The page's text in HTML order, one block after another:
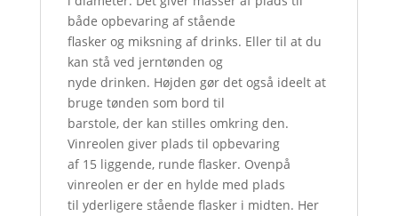
både opbevaring af stående
flasker og miksning af drinks. Eller til at du
kan stå ved jerntønden og
nyde drinken. Højden gør det også ideelt at
bruge tønden som bord til
barstole, der kan stilles omkring den.
Vinreolen giver plads til opbevaring
af 15 liggende, runde flasker. Ovenpå
vinreolen er der en hylde med plads
til yderligere stående flasker i midten. Her